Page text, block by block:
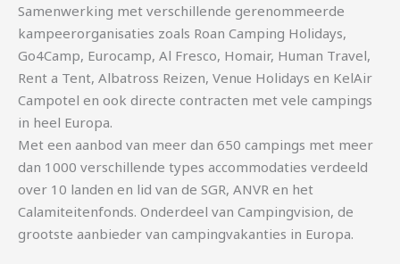
Samenwerking met verschillende gerenommeerde
kampeerorganisaties zoals Roan Camping Holidays,
Go4Camp, Eurocamp, Al Fresco, Homair, Human Travel,
Rent a Tent, Albatross Reizen, Venue Holidays en KelAir
Campotel en ook directe contracten met vele campings
in heel Europa.
Met een aanbod van meer dan 650 campings met meer
dan 1000 verschillende types accommodaties verdeeld
over 10 landen en lid van de SGR, ANVR en het
Calamiteitenfonds. Onderdeel van Campingvision, de
grootste aanbieder van campingvakanties in Europa.